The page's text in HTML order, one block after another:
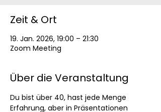
Zeit & Ort
19. Jan. 2026, 19:00 – 21:30
Zoom Meeting
Über die Veranstaltung
Du bist über 40, hast jede Menge
Erfahrung, aber in Präsentationen